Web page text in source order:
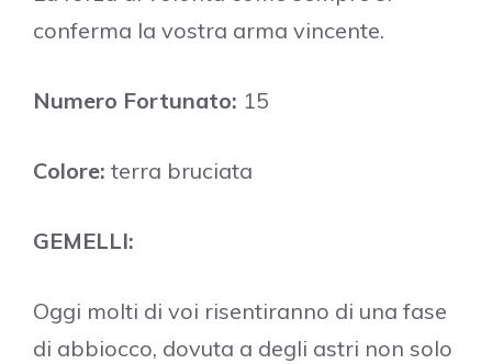
conferma la vostra arma vincente.
Numero Fortunato: 15
Colore: terra bruciata
GEMELLI:
Oggi molti di voi risentiranno di una fase
di abbiocco, dovuta a degli astri non solo